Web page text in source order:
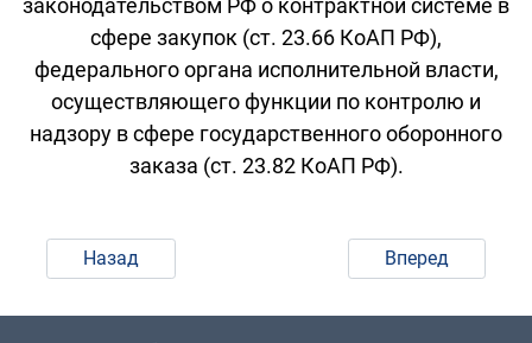
законодательством РФ о контрактной системе в
сфере закупок (ст. 23.66 КоАП РФ),
федерального органа исполнительной власти,
осуществляющего функции по контролю и
надзору в сфере государственного оборонного
заказа (ст. 23.82 КоАП РФ).
Назад Вперед